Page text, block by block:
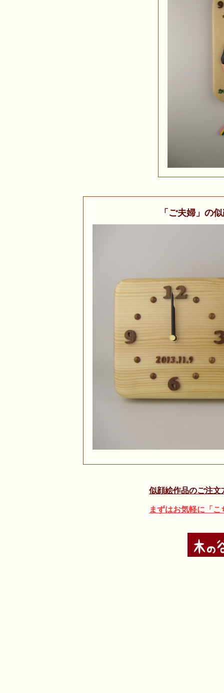
「ご夫婦」の
似顔絵作品のご注
まずはお気軽に「